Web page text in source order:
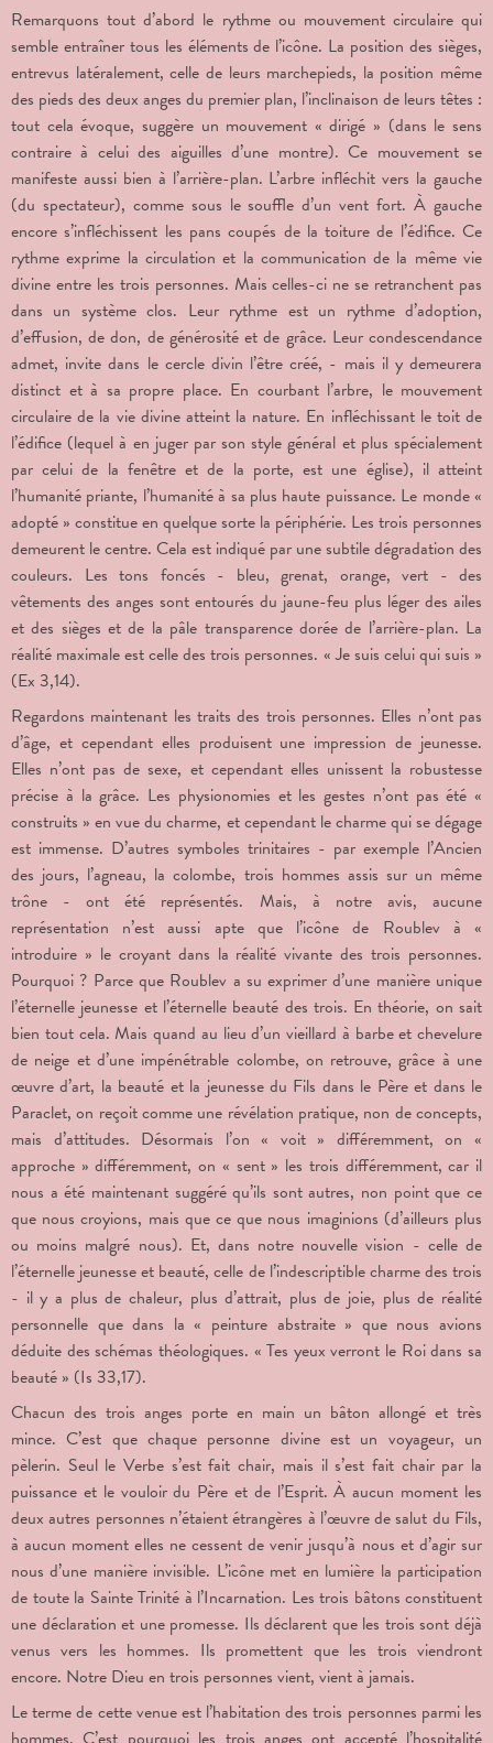
Remarquons tout d’abord le rythme ou mouvement circulaire qui
semble entraîner tous les éléments de l’icône. La position des sièges,
entrevus latéralement, celle de leurs marchepieds, la position même
des pieds des deux anges du premier plan, l’inclinaison de leurs têtes :
tout cela évoque, suggère un mouvement « dirigé » (dans le sens
contraire à celui des aiguilles d’une montre). Ce mouvement se
manifeste aussi bien à l’arrière-plan. L’arbre infléchit vers la gauche
(du spectateur), comme sous le souffle d’un vent fort. À gauche
encore s’infléchissent les pans coupés de la toiture de l’édifice. Ce
rythme exprime la circulation et la communication de la même vie
divine entre les trois personnes. Mais celles-ci ne se retranchent pas
dans un système clos. Leur rythme est un rythme d’adoption,
d’effusion, de don, de générosité et de grâce. Leur condescendance
admet, invite dans le cercle divin l’être créé, - mais il y demeurera
distinct et à sa propre place. En courbant l’arbre, le mouvement
circulaire de la vie divine atteint la nature. En infléchissant le toit de
l’édifice (lequel à en juger par son style général et plus spécialement
par celui de la fenêtre et de la porte, est une église), il atteint
l’humanité priante, l’humanité à sa plus haute puissance. Le monde «
adopté » constitue en quelque sorte la périphérie. Les trois personnes
demeurent le centre. Cela est indiqué par une subtile dégradation des
couleurs. Les tons foncés - bleu, grenat, orange, vert - des
vêtements des anges sont entourés du jaune-feu plus léger des ailes
et des sièges et de la pâle transparence dorée de l’arrière-plan. La
réalité maximale est celle des trois personnes. « Je suis celui qui suis »
(Ex 3,14).
Regardons maintenant les traits des trois personnes. Elles n’ont pas
d’âge, et cependant elles produisent une impression de jeunesse.
Elles n’ont pas de sexe, et cependant elles unissent la robustesse
précise à la grâce. Les physionomies et les gestes n’ont pas été «
construits » en vue du charme, et cependant le charme qui se dégage
est immense. D’autres symboles trinitaires - par exemple l’Ancien
des jours, l’agneau, la colombe, trois hommes assis sur un même
trône - ont été représentés. Mais, à notre avis, aucune
représentation n’est aussi apte que l’icône de Roublev à «
introduire » le croyant dans la réalité vivante des trois personnes.
Pourquoi ? Parce que Roublev a su exprimer d’une manière unique
l’éternelle jeunesse et l’éternelle beauté des trois. En théorie, on sait
bien tout cela. Mais quand au lieu d’un vieillard à barbe et chevelure
de neige et d’une impénétrable colombe, on retrouve, grâce à une
œuvre d’art, la beauté et la jeunesse du Fils dans le Père et dans le
Paraclet, on reçoit comme une révélation pratique, non de concepts,
mais d’attitudes. Désormais l’on « voit » différemment, on «
approche » différemment, on « sent » les trois différemment, car il
nous a été maintenant suggéré qu’ils sont autres, non point que ce
que nous croyions, mais que ce que nous imaginions (d’ailleurs plus
ou moins malgré nous). Et, dans notre nouvelle vision - celle de
l’éternelle jeunesse et beauté, celle de l’indescriptible charme des trois
- il y a plus de chaleur, plus d’attrait, plus de joie, plus de réalité
personnelle que dans la « peinture abstraite » que nous avions
déduite des schémas théologiques. « Tes yeux verront le Roi dans sa
beauté » (Is 33,17).
Chacun des trois anges porte en main un bâton allongé et très
mince. C’est que chaque personne divine est un voyageur, un
pèlerin. Seul le Verbe s’est fait chair, mais il s’est fait chair par la
puissance et le vouloir du Père et de l’Esprit. À aucun moment les
deux autres personnes n’étaient étrangères à l’œuvre de salut du Fils,
à aucun moment elles ne cessent de venir jusqu’à nous et d’agir sur
nous d’une manière invisible. L’icône met en lumière la participation
de toute la Sainte Trinité à l’Incarnation. Les trois bâtons constituent
une déclaration et une promesse. Ils déclarent que les trois sont déjà
venus vers les hommes. Ils promettent que les trois viendront
encore. Notre Dieu en trois personnes vient, vient à jamais.
Le terme de cette venue est l’habitation des trois personnes parmi les